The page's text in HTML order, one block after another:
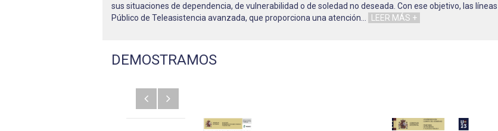
sus situaciones de dependencia, de vulnerabilidad o de soledad no deseada. Con ese objetivo, las
Público de Teleasistencia avanzada, que proporciona una atención
LEER MÁS +
DEMOSTRAMOS
AnteriorSiguiente